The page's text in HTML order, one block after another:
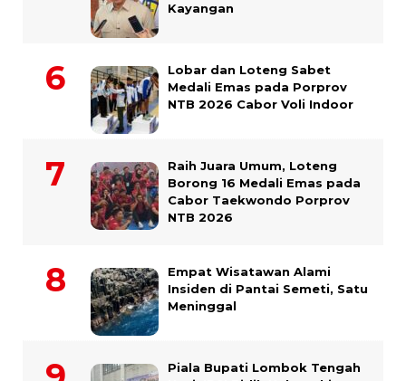
Kayangan
Lobar dan Loteng Sabet
Medali Emas pada Porprov
NTB 2026 Cabor Voli Indoor
Raih Juara Umum, Loteng
Borong 16 Medali Emas pada
Cabor Taekwondo Porprov
NTB 2026
Empat Wisatawan Alami
Insiden di Pantai Semeti, Satu
Meninggal
Piala Bupati Lombok Tengah